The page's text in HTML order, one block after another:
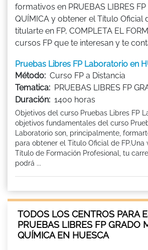
formativos en PRUEBAS LIBRES FP
QUÍMICA y obtener el Título Oficial
titularte en FP, COMPLETA EL
cursos FP que te interesan y te
Pruebas Libres FP Laboratorio en
Método: Curso FP a Distancia
Tematica: PRUEBAS LIBRES FP
Duración: 1400 horas
Objetivos del curso Pruebas Libres FP
objetivos fundamentales del curso
Laboratorio son, principalmente,
para obtener el Titulo Oficial de FP.Una
Título de Formación Profesional, tu
podrá ...
TODOS LOS CENTROS PARA
PRUEBAS LIBRES FP GRADO
QUÍMICA EN HUESCA